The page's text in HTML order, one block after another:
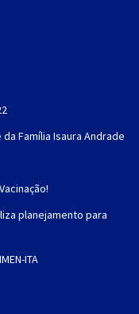
Família Isaura Andrade
planejamento para
ITA